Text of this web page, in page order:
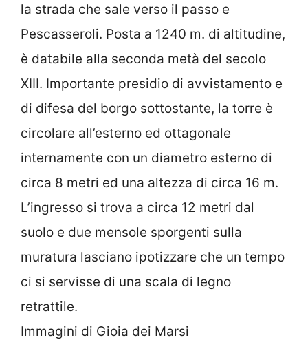
la strada che sale verso il passo e
Pescasseroli. Posta a 1240 m. di altitudine,
è databile alla seconda metà del secolo
XIII. Importante presidio di avvistamento e
di difesa del borgo sottostante, la torre è
circolare all’esterno ed ottagonale
internamente con un diametro esterno di
circa 8 metri ed una altezza di circa 16 m.
L’ingresso si trova a circa 12 metri dal
suolo e due mensole sporgenti sulla
muratura lasciano ipotizzare che un tempo
ci si servisse di una scala di legno
retrattile.
Immagini di Gioia dei Marsi